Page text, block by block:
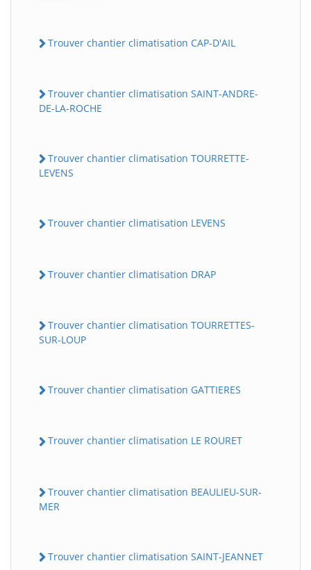
Trouver chantier climatisation CAP-D'AIL
Trouver chantier climatisation SAINT-ANDRE-
DE-LA-ROCHE
Trouver chantier climatisation TOURRETTE-
LEVENS
Trouver chantier climatisation LEVENS
Trouver chantier climatisation DRAP
Trouver chantier climatisation TOURRETTES-
SUR-LOUP
Trouver chantier climatisation GATTIERES
Trouver chantier climatisation LE ROURET
Trouver chantier climatisation BEAULIEU-SUR-
MER
Trouver chantier climatisation SAINT-JEANNET